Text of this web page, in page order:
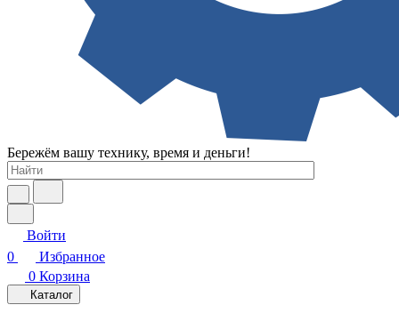
Бережём вашу технику, время и деньги!
Войти
0
Избранное
0 Корзина
Каталог